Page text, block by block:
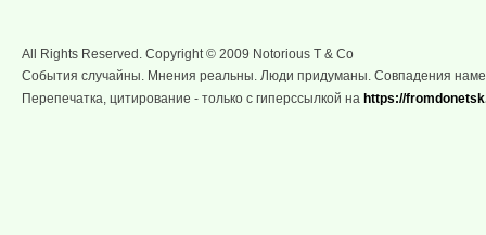
All Rights Reserved. Copyright © 2009 Notorious T & Co
События случайны. Мнения реальны. Люди придуманы. Совпадения
Перепечатка, цитирование - только с гиперссылкой на https://